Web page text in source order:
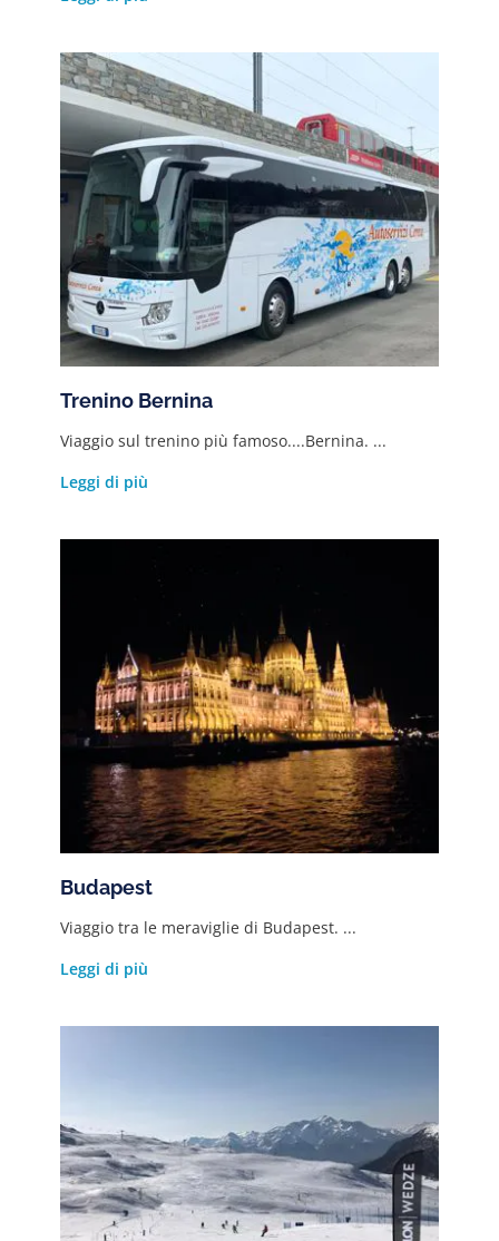
Trenino Bernina
Viaggio sul trenino più famoso....Bernina. ...
Leggi di più
Budapest
Viaggio tra le meraviglie di Budapest. ...
Leggi di più